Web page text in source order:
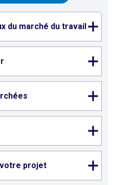
du marché du travail
projet